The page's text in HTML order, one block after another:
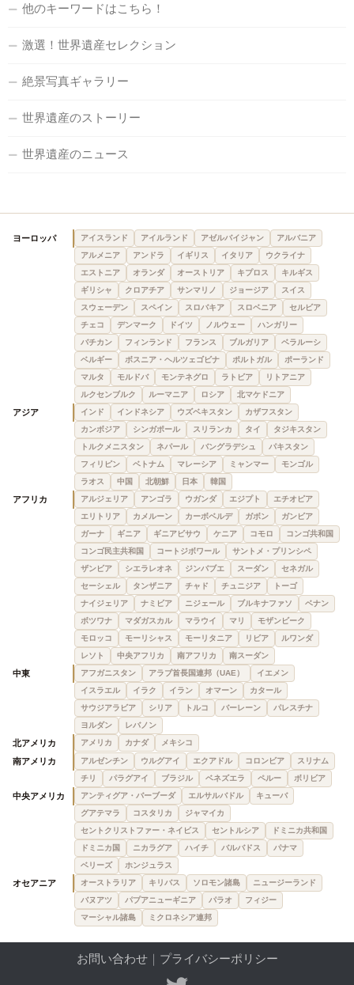
他のキーワードはこちら！
激選！世界遺産セレクション
絶景写真ギャラリー
世界遺産のストーリー
世界遺産のニュース
ヨーロッパ アイスランド アイルランド アゼルバイジャン
アルバニア
アルメニア
アンドラ イギリス イタリア
ウクライナ
エストニア
オランダ オーストリア キプロス
キルギス
ギリシャ
クロアチア サンマリノ ジョージア
スイス
スウェーデン
スペイン スロバキア スロベニア
セルビア
チェコ
デンマーク ドイツ ノルウェー
ハンガリー
バチカン
フィンランド フランス ブルガリア
ベラルーシ
ベルギー
ボスニア・ヘルツェゴビナ ポルトガル
ポーランド
マルタ
モルドバ モンテネグロ ラトビア
リトアニア
ルクセンブルク
ルーマニア ロシア 北マケドニア
アジア インド インドネシア ウズベキスタン
カザフスタン
カンボジア
シンガポール スリランカ タイ
タジキスタン
トルクメニスタン
ネパール バングラデシュ
パキスタン
フィリピン
ベトナム マレーシア ミャンマー
モンゴル
ラオス
中国 北朝鮮 日本 韓国
アフリカ アルジェリア アンゴラ ウガンダ エジプト
エチオピア
エリトリア
カメルーン カーボベルデ ガボン
ガンビア
ガーナ
ギニア ギニアビサウ ケニア コモロ
コンゴ共和国
コンゴ民主共和国
コートジボワール
サントメ・プリンシペ
ザンビア
シエラレオネ ジンバブエ スーダン
セネガル
セーシェル
タンザニア チャド チュニジア
トーゴ
ナイジェリア
ナミビア ニジェール ブルキナファソ
ベナン
ボツワナ
マダガスカル マラウイ マリ
モザンビーク
モロッコ
モーリシャス モーリタニア リビア
ルワンダ
レソト
中央アフリカ 南アフリカ 南スーダン
中東 アフガニスタン アラブ首長国連邦（UAE）
イエメン
イスラエル
イラク イラン オマーン
カタール
サウジアラビア
シリア トルコ バーレーン
パレスチナ
ヨルダン
レバノン
北アメリカ アメリカ カナダ メキシコ
南アメリカ アルゼンチン ウルグアイ エクアドル コロンビア
スリナム
チリ
パラグアイ ブラジル ベネズエラ ペルー ボリビア
中央アメリカ アンティグア・バーブーダ エルサルバドル
キューバ
グアテマラ
コスタリカ
ジャマイカ
セントクリストファー・ネイビス
セントルシア
ドミニカ共和国
ドミニカ国
ニカラグア ハイチ バルバドス
パナマ
ベリーズ
ホンジュラス
オセアニア オーストラリア キリバス ソロモン諸島
ニュージーランド
バヌアツ
パプアニューギニア パラオ
フィジー
マーシャル諸島
ミクロネシア連邦
お問い合わせ｜ プライバシーポリシー